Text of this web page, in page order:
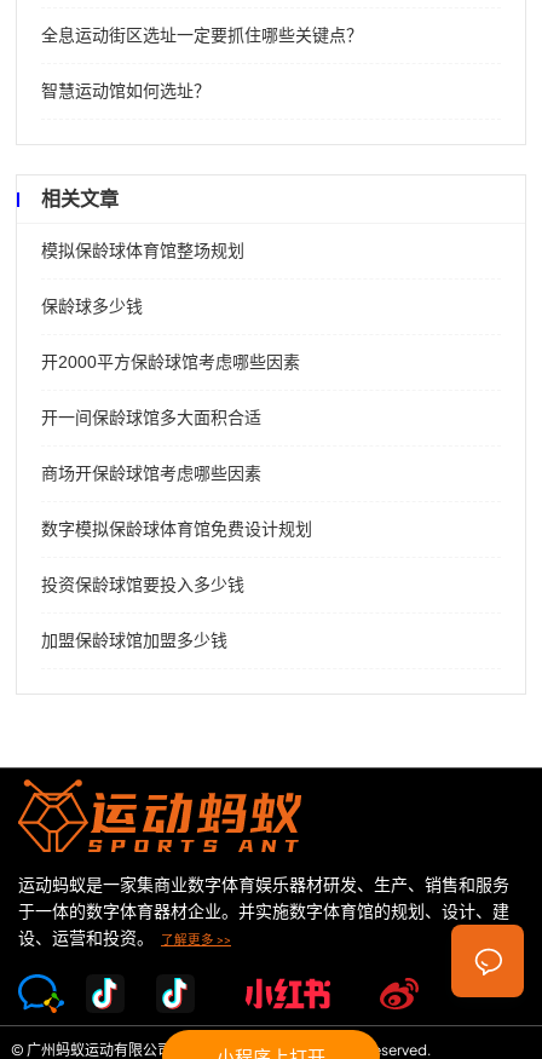
全息运动街区选址一定要抓住哪些关键点？
智慧运动馆如何选址？
相关文章
模拟保龄球体育馆整场规划
保龄球多少钱
开2000平方保龄球馆考虑哪些因素
开一间保龄球馆多大面积合适
商场开保龄球馆考虑哪些因素
数字模拟保龄球体育馆免费设计规划
投资保龄球馆要投入多少钱
加盟保龄球馆加盟多少钱
运动蚂蚁是一家集商业数字体育娱乐器材研发、生产、销售和服务
于一体的数字体育器材企业。并实施数字体育馆的规划、设计、建
设、运营和投资。
了解更多 >>
© 广州蚂蚁运动有限公司 Copyright©2026 All Rights Reserved.